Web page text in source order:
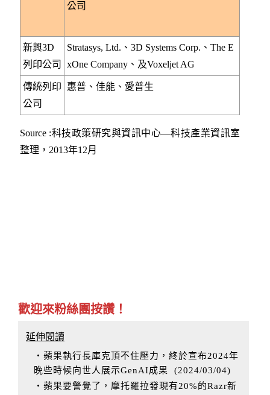
公司
新興3D
列印公司
Stratasys, Ltd.、3D Systems Corp.、The E
xOne Company、及Voxeljet AG
傳統列印
公司
惠普、佳能、愛普生
Source :科技政策研究與資訊中心—科技產業資訊室
整理，2013年12月
歡迎來粉絲團按讚！
延伸閱讀
‧蘋果執行長庫克頂不住壓力，終於宣布2024年
晚些時候向世人展示GenAI成果
(2024/03/04)
‧蘋果要警覺了，摩托羅拉發現有20%的Razr新